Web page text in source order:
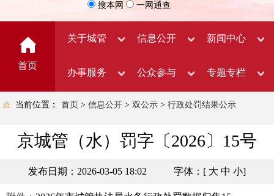
搜本网 一网通查
首页
关于城管 信息公开 新闻中心
办事服务 公众参与 专题专栏
当前位置： 首页 > 信息公开 > 双公示 > 行政处罚结果公示
京城管（水）罚字〔2026〕15号
发布日期：2026-03-05 18:02 字体：[ 大 中 小]